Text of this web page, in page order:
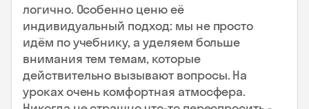
логично. Особенно ценю её
индивидуальный подход: мы не просто
идём по учебнику, а уделяем больше
внимания тем темам, которые
действительно вызывают вопросы. На
уроках очень комфортная атмосфера.